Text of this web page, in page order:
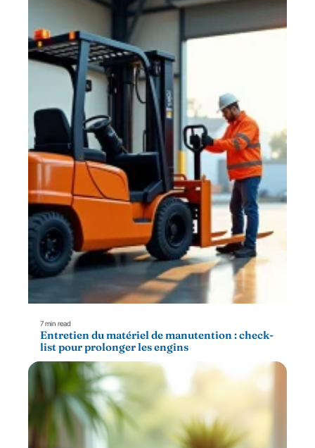
7 min read
Entretien du matériel de manutention : check-
list pour prolonger les engins